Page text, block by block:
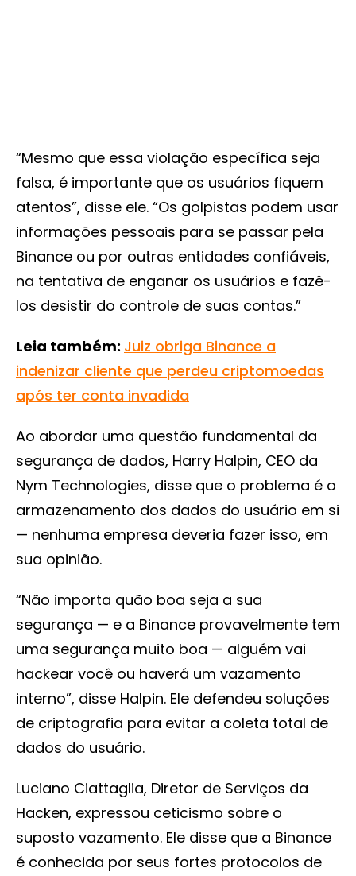
“Mesmo que essa violação específica seja
falsa, é importante que os usuários fiquem
atentos”, disse ele. “Os golpistas podem usar
informações pessoais para se passar pela
Binance ou por outras entidades confiáveis,
na tentativa de enganar os usuários e fazê-
los desistir do controle de suas contas.”
Leia também: Juiz obriga Binance a
indenizar cliente que perdeu criptomoedas
após ter conta invadida
Ao abordar uma questão fundamental da
segurança de dados, Harry Halpin, CEO da
Nym Technologies, disse que o problema é o
armazenamento dos dados do usuário em si
— nenhuma empresa deveria fazer isso, em
sua opinião.
“Não importa quão boa seja a sua
segurança — e a Binance provavelmente tem
uma segurança muito boa — alguém vai
hackear você ou haverá um vazamento
interno”, disse Halpin. Ele defendeu soluções
de criptografia para evitar a coleta total de
dados do usuário.
Luciano Ciattaglia, Diretor de Serviços da
Hacken, expressou ceticismo sobre o
suposto vazamento. Ele disse que a Binance
é conhecida por seus fortes protocolos de